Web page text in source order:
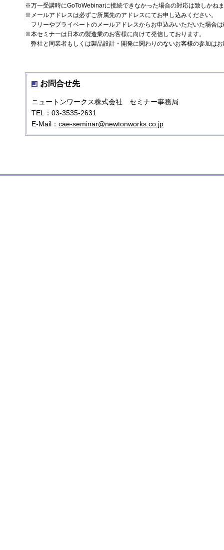
※万一受講時にGoToWebinarに接続できなかった場合の対応は致しかね
※メールアドレスは必ずご所属先のアドレスにてお申し込みください。
フリーやプライベートのメールアドレスからお申込みいただいた場合
※本セミナーは日本の製造業のお客様に向けて発信しております。
弊社と同業者もしくは製品設計・開発に関わりのないお客様の参加は
お問合せ先
ニュートンワークス株式会社 セミナー事務局
TEL：03-3535-2631
E-Mail： cae-seminar@newtonworks.co.jp